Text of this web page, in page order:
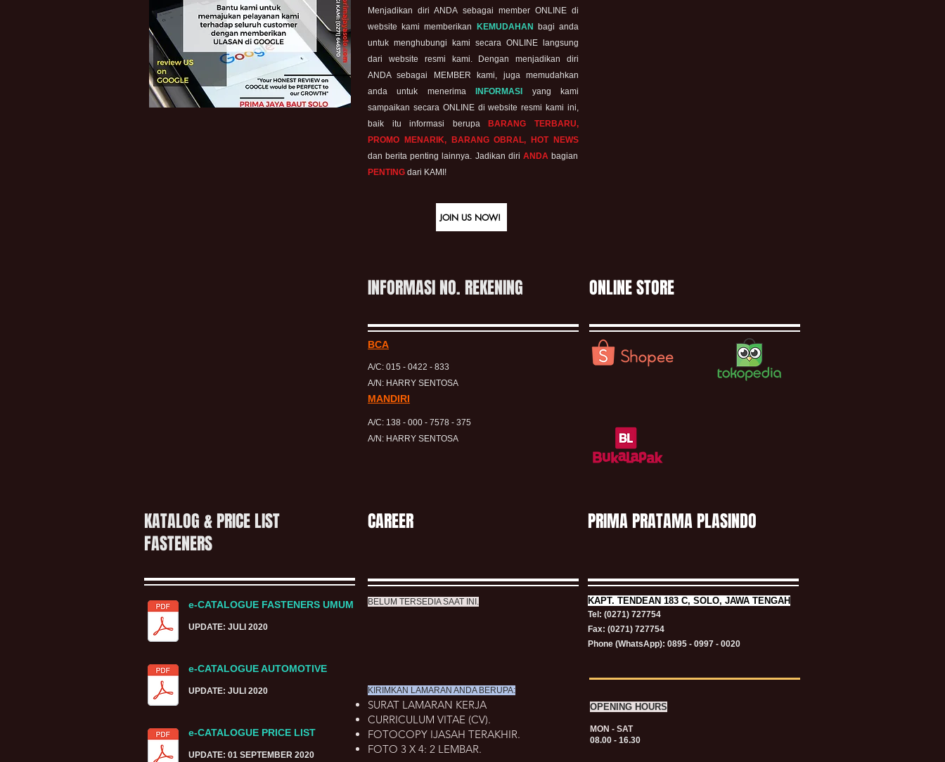
Menjadikan diri ANDA sebagai member ONLINE di
website kami memberikan
KEMUDAHAN
bagi anda
untuk menghubungi kami secara ONLINE langsung
dari website resmi kami. Dengan menjadikan diri
ANDA sebagai MEMBER kami, juga memudahkan
anda untuk menerima
INFORMASI
yang kami
sampaikan secara ONLINE di website resmi kami ini,
baik itu informasi berupa
BARANG TERBARU,
PROMO MENARIK, BARANG OBRAL, HOT NEWS
dan berita penting lainnya. Jadikan diri ANDAbagian
PENTING dari KAMI!
JOIN US NOW!
INFORMASI NO. REKENING ONLINE STORE
BCA
A/C: 015 - 0422 - 833
A/N: HARRY SENTOSA
MANDIRI
A/C: 138 - 000 - 7578 - 375
A/N: HARRY SENTOSA
KATALOG & PRICE LIST
FASTENERS
CAREER PRIMA PRATAMA PLASINDO
e-CATALOGUE FASTENERS UMUM
UPDATE: JULI 2020
e-CATALOGUE AUTOMOTIVE
UPDATE: JULI 2020
e-CATALOGUE PRICE LIST
UPDATE: 01 SEPTEMBER 2020
BELUM TERSEDIA SAAT INI.
KIRIMKAN LAMARAN ANDA BERUPA:
SURAT LAMARAN KERJA
CURRICULUM VITAE (CV).
FOTOCOPY IJASAH TERAKHIR.
FOTO 3 X 4: 2 LEMBAR.
OPENING HOURS
MON - SAT
08.00 - 16.30
KAPT. TENDEAN 183 C, SOLO, JAWA TENGAH
Tel: (0271) 727754
Fax: (0271) 727754
Phone (WhatsApp): 0895 - 0997 - 0020